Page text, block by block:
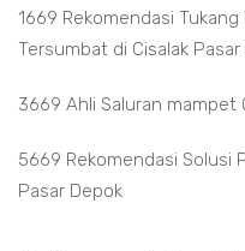
1669 Rekomendasi
Tersumbat di Cisalak
3669 Ahli Saluran mampet
5669 Rekomendasi Solusi
Pasar Depok